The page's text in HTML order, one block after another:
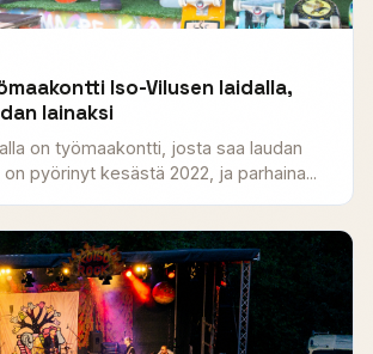
Iso-Vilusen laidalla,
lainaksi
on työmaakontti, josta saa laudan
pyörinyt kesästä 2022, ja parhaina...